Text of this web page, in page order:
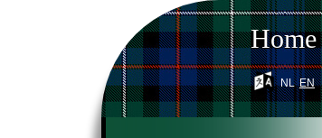
Home
nl en